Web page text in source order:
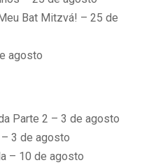
Bat Mitzvá! – 25 de
agosto
Parte 2 – 3 de agosto
3 de agosto
– 10 de agosto